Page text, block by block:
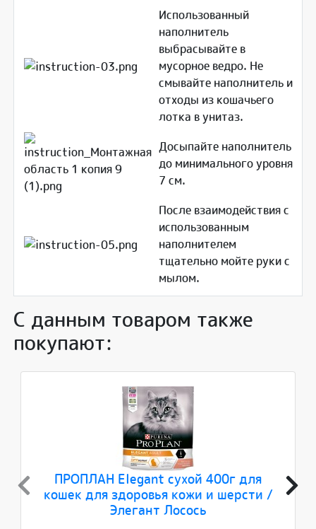
Использованный
наполнитель
выбрасывайте в
мусорное ведро. Не
смывайте наполнитель и
отходы из кошачьего
лотка в унитаз.
Досыпайте наполнитель
до минимального уровня
7 см.
После взаимодействия с
использованным
наполнителем
тщательно мойте руки с
мылом.
С данным товаром также
покупают:
ПРОПЛАН Elegant сухой 400г для
кошек для здоровья кожи и шерсти /
Элегант Лосось